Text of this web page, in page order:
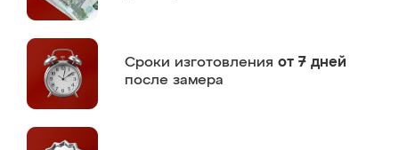
Сроки изготовления от 7 дней
после замера